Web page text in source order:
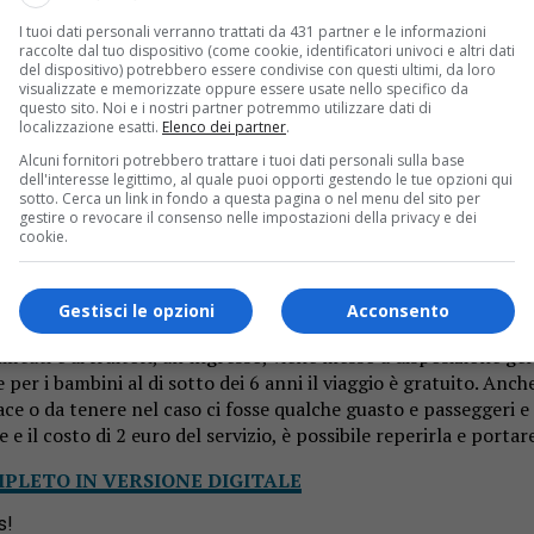
fruibili al pubblico anche
le sue bellezze storico
sotto al tetto e del pinnacolo della cappella 18 “La
Monte”.
“Casa del Pellegrino”. La funivia è rientrata in funzione
dopo il lockdown, ma riprenderà a essere aperta tutti i
regole del distanziamento di un metro tra una persona e
e ai fruitori, all’ingresso, viene messo a disposizione
i bambini al di sotto dei 6 anni il viaggio è gratuito.
o da tenere nel caso ci fosse qualche guasto e passeggeri
e il costo di 2 euro del servizio, è possibile reperirla e
IN VERSIONE DIGITALE
I tuoi dati personali verranno trattati da 431 partner e le informazioni
raccolte dal tuo dispositivo (come cookie, identificatori univoci e altri dati
del dispositivo) potrebbero essere condivise con questi ultimi, da loro
visualizzate e memorizzate oppure essere usate nello specifico da
questo sito. Noi e i nostri partner potremmo utilizzare dati di
localizzazione esatti. Elenco dei partner.
Alcuni fornitori potrebbero trattare i tuoi dati personali sulla base
dell'interesse legittimo, al quale puoi opporti gestendo le tue opzioni qui
sotto. Cerca un link in fondo a questa pagina o nel menu del sito per
gestire o revocare il consenso nelle impostazioni della privacy e dei
cookie.
Acconsento
Gestisci le opzioni